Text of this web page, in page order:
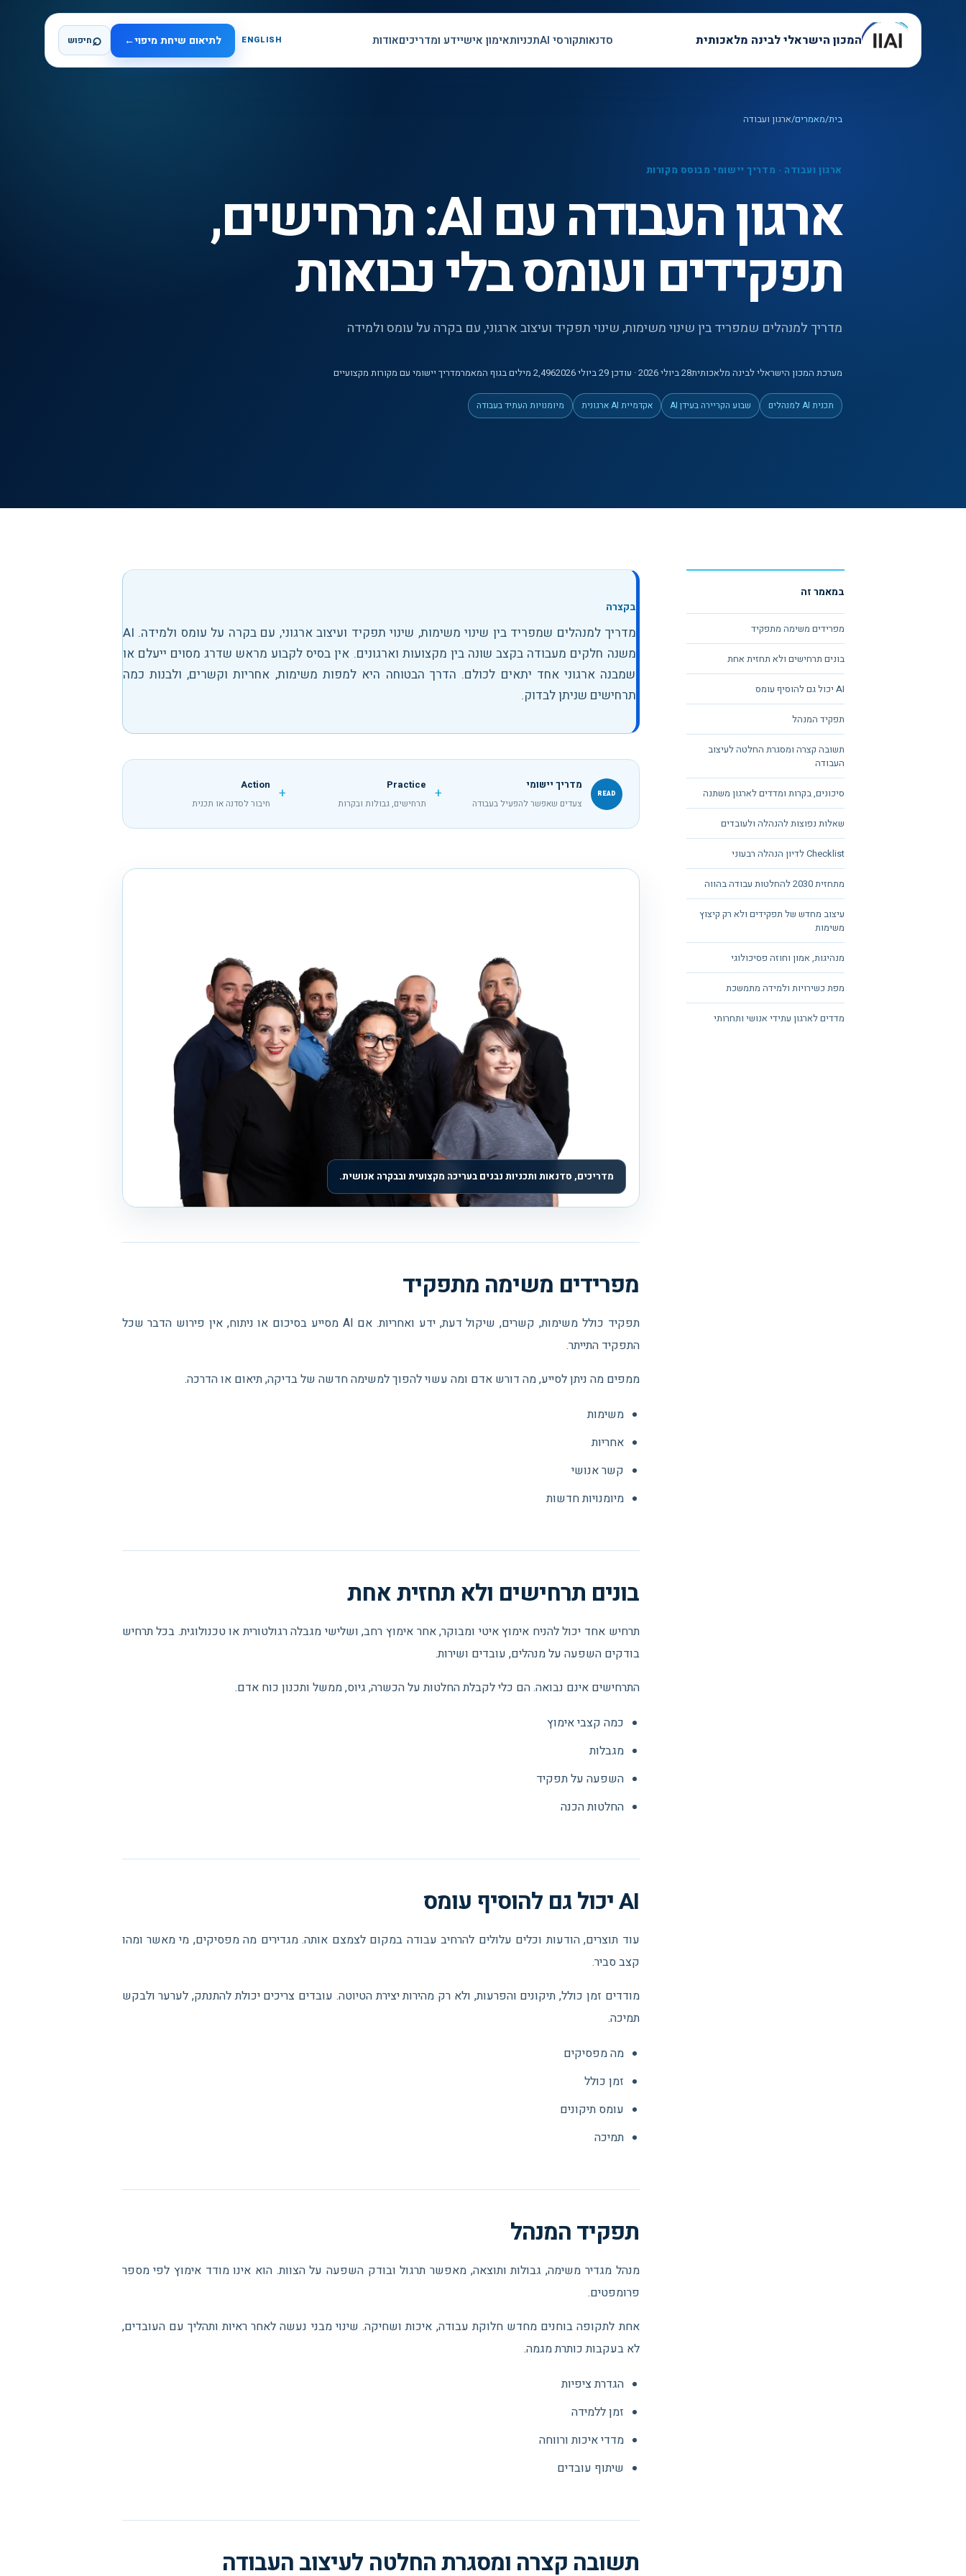
המכון הישראלי לבינה מלאכותית סדנאותקורסי AI תכניותאימון אישיידע ומדריכיםאודות ENGLISH לתיאום שיחת מיפוי←
⌕חיפוש
בית/מאמרים/ארגון ועבודה
ארגון ועבודה · מדריך יישומי מבוסס מקורות
ארגון העבודה עם AI: תרחישים,
תפקידים ועומס בלי נבואות
מדריך למנהלים שמפריד בין שינוי משימות, שינוי תפקיד ועיצוב ארגוני, עם בקרה על עומס ולמידה
מערכת המכון הישראלי לבינה מלאכותית28 ביולי 2026 · עודכן 29 ביולי 2026 2,496 מיליםבגוף המאמרמדריך יישומי עם מקורות מקצועיים
תכנית AI למנהלים שבוע הקריירה בעידן AI אקדמיית AI ארגונית מיומנויות העתיד בעבודה
במאמר זה
מפרידים משימה מתפקיד
בונים תרחישים ולא תחזית אחת
AI יכול גם להוסיף עומס
תפקיד המנהל
תשובה קצרה ומסגרת החלטה לעיצוב
העבודה
סיכונים, בקרות ומדדים לארגון משתנה
שאלות נפוצות להנהלה ולעובדים
Checklist לדיון הנהלה רבעוני
מתחזית 2030 להחלטות עבודה בהווה
עיצוב מחדש של תפקידים ולא רק קיצוץ
משימות
מנהיגות, אמון וחוזה פסיכולוגי
מפת כשירויות ולמידה מתמשכת
מדדים לארגון עתידי אנושי ותחרותי
בקצרה
מדריך למנהלים שמפריד בין שינוי משימות, שינוי תפקיד ועיצוב ארגוני, עם בקרה על עומס ולמידה.
AI
משנה חלקים מעבודה בקצב שונה בין מקצועות וארגונים. אין בסיס לקבוע מראש שדרג מסוים ייעלם או
שמבנה ארגוני אחד יתאים לכולם. הדרך הבטוחה היא למפות משימות, אחריות וקשרים, ולבנות כמה
תרחישים שניתן לבדוק.
READ
מדריך יישומי
צעדים שאפשר להפעיל בעבודה +
Practice
תרחישים, גבולות ובקרות +
Action
חיבור לסדנה או תכנית
מדריכים, סדנאות ותכניות נבנים בעריכה מקצועית ובבקרה אנושית.
מפרידים משימה מתפקיד
תפקיד כולל משימות, קשרים, שיקול דעת, ידע ואחריות. אם AI מסייע בסיכום או ניתוח, אין פירוש הדבר שכל
התפקיד התייתר.
ממפים מה ניתן לסייע, מה דורש אדם ומה עשוי להפוך למשימה חדשה של בדיקה, תיאום או הדרכה.
משימות
אחריות
קשר אנושי
מיומנויות חדשות
בונים תרחישים ולא תחזית אחת
תרחיש אחד יכול להניח אימוץ איטי ומבוקר, אחר אימוץ רחב, ושלישי מגבלה רגולטורית או טכנולוגית. בכל תרחיש
בודקים השפעה על מנהלים, עובדים ושירות.
התרחישים אינם נבואה. הם כלי לקבלת החלטות על הכשרה, גיוס, ממשל ותכנון כוח אדם.
כמה קצבי אימוץ
מגבלות
השפעה על תפקיד
החלטות הכנה
AI יכול גם להוסיף עומס
עוד תוצרים, הודעות וכלים עלולים להרחיב עבודה במקום לצמצם אותה. מגדירים מה מפסיקים, מי מאשר ומהו
קצב סביר.
מודדים זמן כולל, תיקונים והפרעות, ולא רק מהירות יצירת הטיוטה. עובדים צריכים יכולת להתנתק, לערער ולבקש
תמיכה.
מה מפסיקים
זמן כולל
עומס תיקונים
תמיכה
תפקיד המנהל
מנהל מגדיר משימה, גבולות ותוצאה, מאפשר תרגול ובודק השפעה על הצוות. הוא אינו מודד אימוץ לפי מספר
פרומפטים.
אחת לתקופה בוחנים מחדש חלוקת עבודה, איכות ושחיקה. שינוי מבני נעשה לאחר ראיות ותהליך עם העובדים,
לא בעקבות כותרת מגמה.
הגדרת ציפיות
זמן ללמידה
מדדי איכות ורווחה
שיתוף עובדים
תשובה קצרה ומסגרת החלטה לעיצוב העבודה